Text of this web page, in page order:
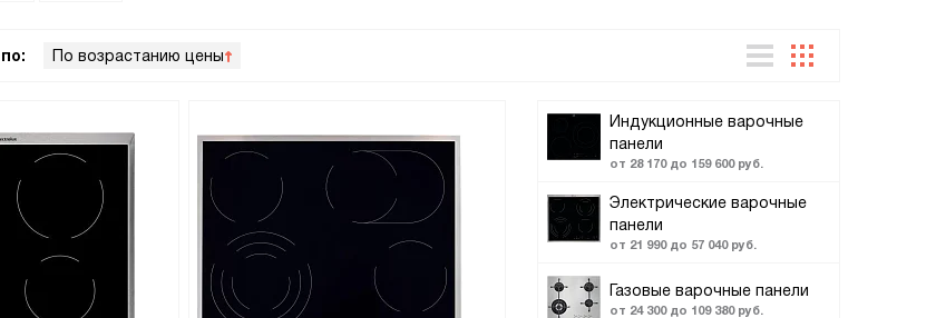
По возрастанию цены
Индукционные варочные
панели
от 28 170 до 159 600 руб.
Электрические варочные
панели
от 21 990 до 57 040 руб.
Газовые варочные панели
от 24 300 до 109 380 руб.